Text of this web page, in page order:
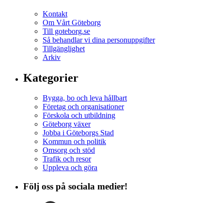
Kontakt
Om Vårt Göteborg
Till goteborg.se
Så behandlar vi dina personuppgifter
Tillgänglighet
Arkiv
Kategorier
Bygga, bo och leva hållbart
Företag och organisationer
Förskola och utbildning
Göteborg växer
Jobba i Göteborgs Stad
Kommun och politik
Omsorg och stöd
Trafik och resor
Uppleva och göra
Följ oss på sociala medier!